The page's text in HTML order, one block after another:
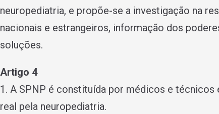
neuropediatria, e propõe-se a investigação na
nacionais e estrangeiros, informação dos
soluções.
Artigo 4
1. A SPNP é constituída por médicos e
real pela neuropediatria.